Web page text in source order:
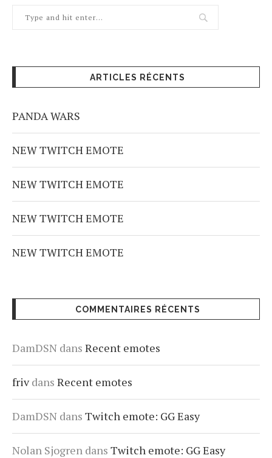
ARTICLES RÉCENTS
PANDA WARS
NEW TWITCH EMOTE
NEW TWITCH EMOTE
NEW TWITCH EMOTE
NEW TWITCH EMOTE
COMMENTAIRES RÉCENTS
DamDSN dans Recent emotes
frivdans Recent emotes
DamDSN dans Twitch emote: GG Easy
Nolan Sjogren dans Twitch emote: GG Easy